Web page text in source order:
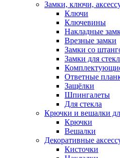
Замки, ключи,
Ключи
Ключевины
Накладные
Врезные замки
Замки со
Замки для
Ответные
Защёлки
Шпингалеты
Для стекла
Крючки и вешалки
Крючки
Вешалки
Декоративные
Кисточки